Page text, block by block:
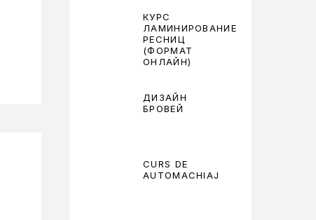
КУРС
ЛАМИНИРОВАНИЕ
РЕСНИЦ
(ФОРМАТ
ОНЛАЙН)
ДИЗАЙН
БРОВЕЙ
CURS DE
AUTOMACHIAJ